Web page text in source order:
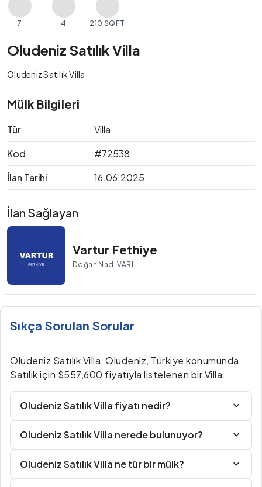
7 4 210 SQFT
Oludeniz Satılık Villa
Oludeniz Satılık Villa
Mülk Bilgileri
Tür
Villa
Kod
#72538
İlan Tarihi
16.06.2025
İlan Sağlayan
Vartur Fethiye
Doğan Nadi VARLI
Sıkça Sorulan Sorular
Oludeniz Satılık Villa, Oludeniz, Türkiye konumunda
Satılık için $557,600 fiyatıyla listelenen bir Villa.
Oludeniz Satılık Villa fiyatı nedir?
Oludeniz Satılık Villa nerede bulunuyor?
Oludeniz Satılık Villa ne tür bir mülk?